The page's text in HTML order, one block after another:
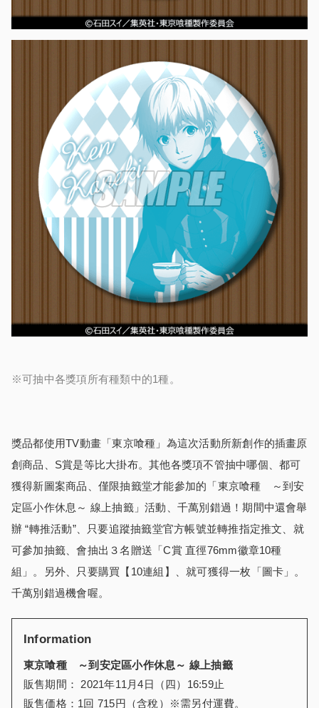
※可抽中各獎項所有種類中的1種。
獎品都使用TV動畫「東京喰種」為這次活動所新創作的插畫原
創商品、S賞是等比大掛布。其他各獎項不管抽中哪個、都可
獲得新圖案商品、僅限抽籤堂才能參加的「東京喰種 ～到安
定區小作休息～ 線上抽籤」活動、千萬別錯過！期間中還會舉
辦 “轉推活動”、只要追蹤抽籤堂官方帳號並轉推指定推文、就
可參加抽籤、會抽出３名贈送「C賞 直徑76mm徽章10種
組」。另外、只要購買【10連組】、就可獲得一枚「圖卡」。
千萬別錯過機會喔。
Information
東京喰種 ～到安定區小作休息～ 線上抽籤
販售期間： 2021年11月4日（四）16:59止
販售価格：1回 715円（含稅）※需另付運費。